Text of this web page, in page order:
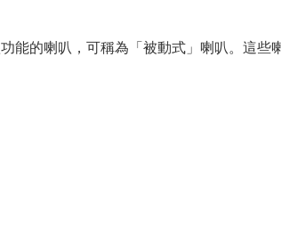
能的喇叭，可稱為「被動式」喇叭。這些